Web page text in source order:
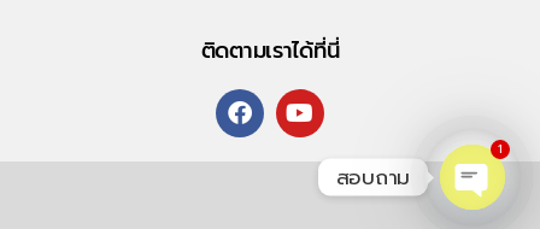
ติดตามเราได้ที่นี่
สอบถาม
O
1